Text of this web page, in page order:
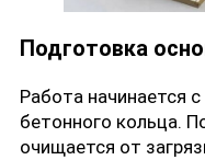
Подготовка
Работа начинается
бетонного кольца.
очищается от